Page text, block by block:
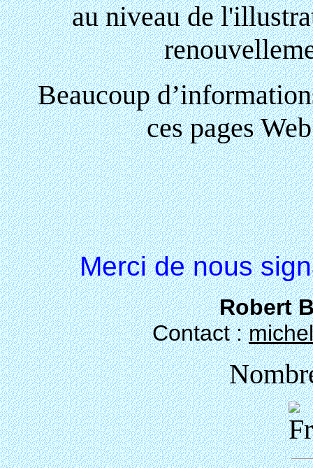
au niveau de
Beaucoup
ces pages
Merci de nous
Robert
Contact :